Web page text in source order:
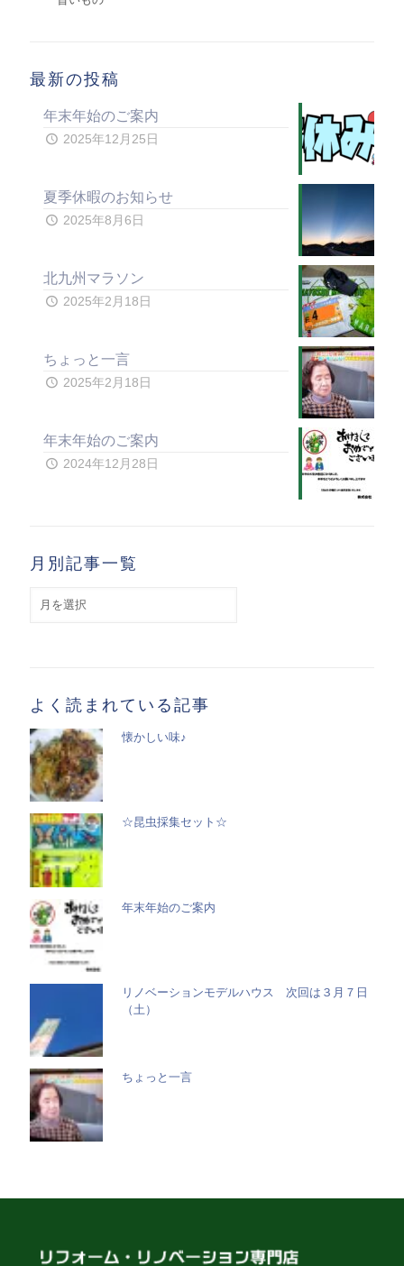
最新の投稿
年末年始のご案内
2025年12月25日
夏季休暇のお知らせ
2025年8月6日
北九州マラソン
2025年2月18日
ちょっと一言
2025年2月18日
年末年始のご案内
2024年12月28日
月別記事一覧
よく読まれている記事
懐かしい味♪
☆昆虫採集セット☆
年末年始のご案内
リノベーションモデルハウス 次回は３月７日
（土）
ちょっと一言